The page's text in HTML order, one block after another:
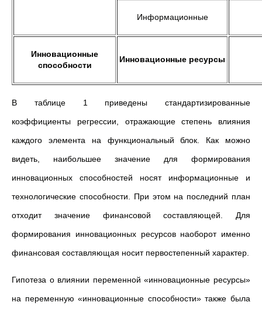
Информационные
Инновационные
способности
Инновационные ресурсы
В таблице 1 приведены стандартизированные
коэффициенты регрессии, отражающие степень влияния
каждого элемента на функциональный блок. Как можно
видеть, наибольшее значение для формирования
инновационных способностей носят информационные и
технологические способности. При этом на последний план
отходит значение финансовой составляющей. Для
формирования инновационных ресурсов наоборот именно
финансовая составляющая носит первостепенный характер.
Гипотеза о влиянии переменной «инновационные ресурсы»
на переменную «инновационные способности» также была